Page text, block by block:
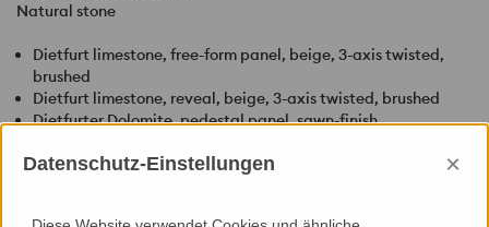
Natural stone
Dietfurt limestone, free-form panel, beige, 3-axis twisted,
brushed
Dietfurt limestone, reveal, beige, 3-axis twisted, brushed
Dietfurter Dolomite, pedestal panel, sawn-finish
Cover plate with slope, grounded on 4 sides
Fixing
Datenschutz-Einstellungen ×